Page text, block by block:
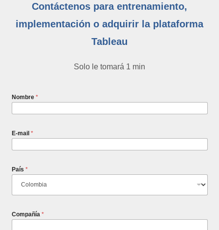
Contáctenos para entrenamiento,
implementación o adquirir la plataforma
Tableau
Solo le tomará 1 min
Nombre *
E-mail *
País *
Compañía *